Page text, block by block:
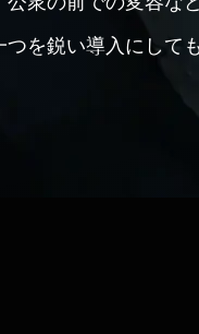
を鋭い導入にして